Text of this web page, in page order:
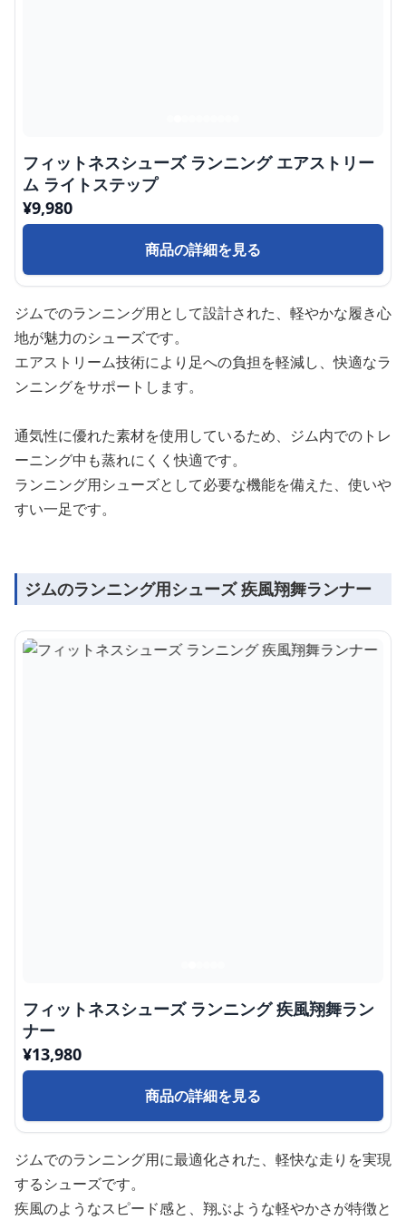
フィットネスシューズ ランニング エアストリー
ム ライトステップ
¥9,980
商品の詳細を見る
ジムでのランニング用として設計された、軽やかな履き心
地が魅力のシューズです。
エアストリーム技術により足への負担を軽減し、快適なラ
ンニングをサポートします。
通気性に優れた素材を使用しているため、ジム内でのトレ
ーニング中も蒸れにくく快適です。
ランニング用シューズとして必要な機能を備えた、使いや
すい一足です。
ジムのランニング用シューズ 疾風翔舞ランナー
フィットネスシューズ ランニング 疾風翔舞ラン
ナー
¥13,980
商品の詳細を見る
ジムでのランニング用に最適化された、軽快な走りを実現
するシューズです。
疾風のようなスピード感と、翔ぶような軽やかさが特徴と